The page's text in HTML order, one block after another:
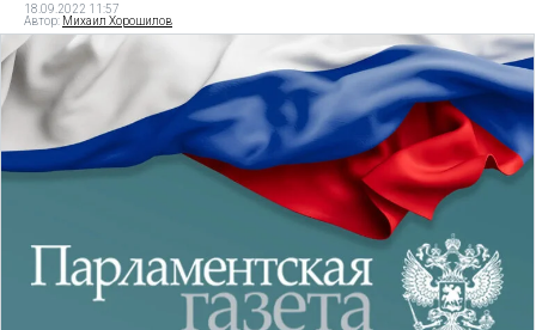
18.09.2022 11:57
Автор: Михаил Хорошилов